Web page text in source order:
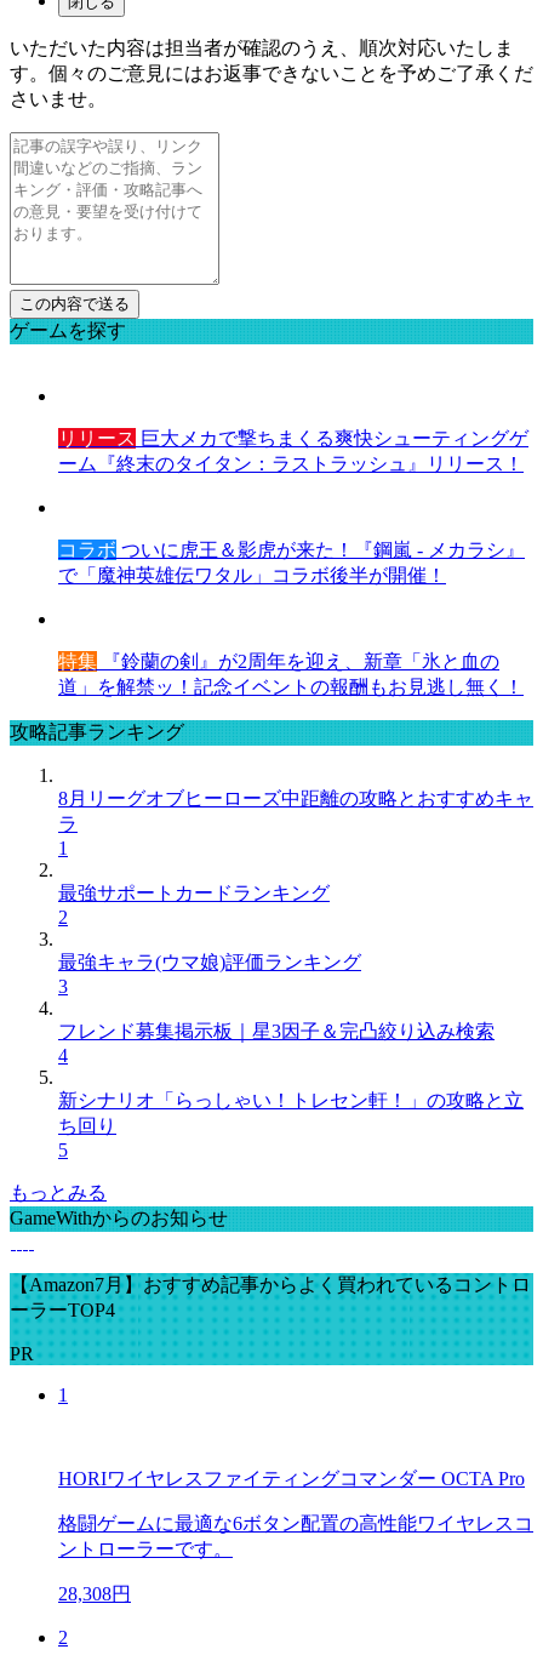
いただいた内容は担当者が確認のうえ、順次対応いたしま
す。個々のご意見にはお返事できないことを予めご了承くだ
さいませ。
ゲームを探す
リリース 巨大メカで撃ちまくる爽快シューティングゲ
ーム『終末のタイタン：ラストラッシュ』リリース！
コラボ ついに虎王＆影虎が来た！『鋼嵐 - メカラシ』
で「魔神英雄伝ワタル」コラボ後半が開催！
特集 『鈴蘭の剣』が2周年を迎え、新章「氷と血の
道」を解禁ッ！記念イベントの報酬もお見逃し無く！
攻略記事ランキング
8月リーグオブヒーローズ中距離の攻略とおすすめキャ
ラ
1
最強サポートカードランキング
2
最強キャラ(ウマ娘)評価ランキング
3
フレンド募集掲示板｜星3因子＆完凸絞り込み検索
4
新シナリオ「らっしゃい！トレセン軒！」の攻略と立
ち回り
5
もっとみる
GameWithからのお知らせ
【Amazon7月】おすすめ記事からよく買われているコントロ
ーラーTOP4
PR
1
HORIワイヤレスファイティングコマンダー OCTA Pro
格闘ゲームに最適な6ボタン配置の高性能ワイヤレスコ
ントローラーです。
28,308円
2